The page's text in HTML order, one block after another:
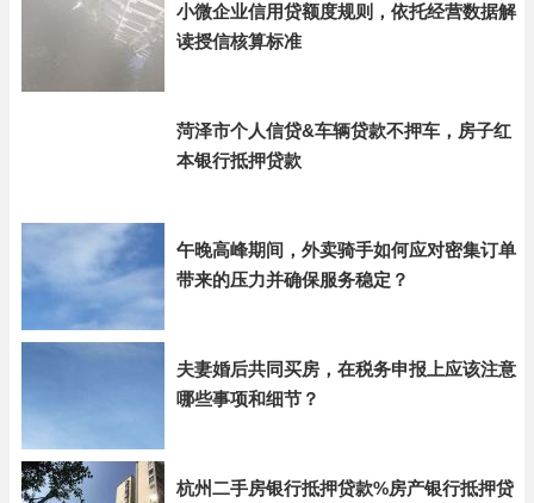
小微企业信用贷额度规则，依托经营数据解
读授信核算标准
菏泽市个人信贷&车辆贷款不押车，房子红
本银行抵押贷款
午晚高峰期间，外卖骑手如何应对密集订单
带来的压力并确保服务稳定？
夫妻婚后共同买房，在税务申报上应该注意
哪些事项和细节？
杭州二手房银行抵押贷款%房产银行抵押贷